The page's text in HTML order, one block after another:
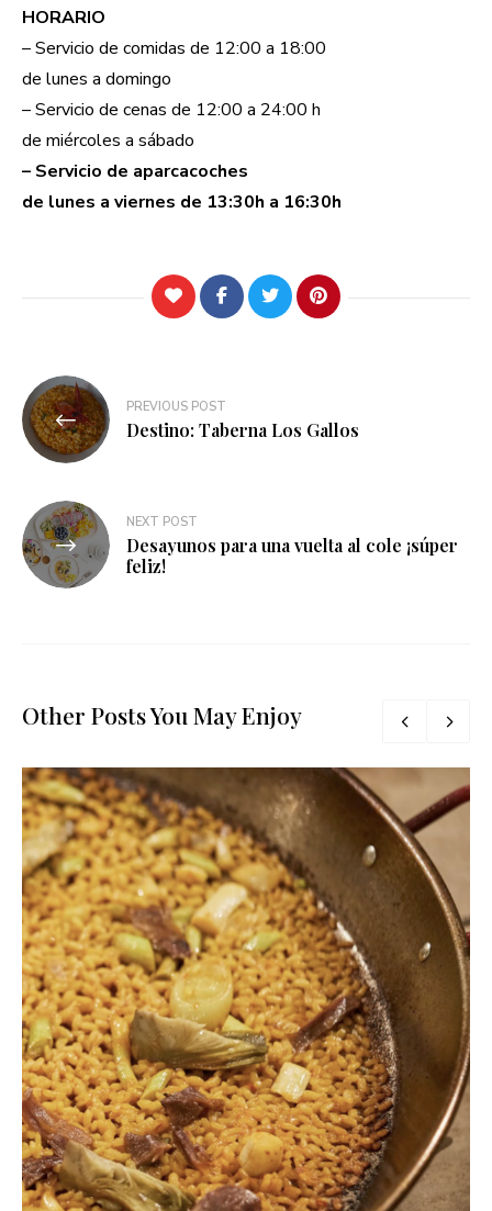
HORARIO
– Servicio de comidas de 12:00 a 18:00
de lunes a domingo
– Servicio de cenas de 12:00 a 24:00 h
de miércoles a sábado
– Servicio de aparcacoches
de lunes a viernes de 13:30h a 16:30h
Navegación
de
entradas
PREVIOUS POST
Destino: Taberna Los Gallos
NEXT POST
Desayunos para una vuelta al cole ¡súper
feliz!
Other Posts You May Enjoy